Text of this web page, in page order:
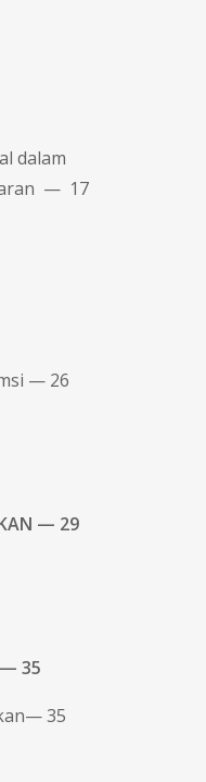
dalam
— 17
— 26
— 29
— 35
35